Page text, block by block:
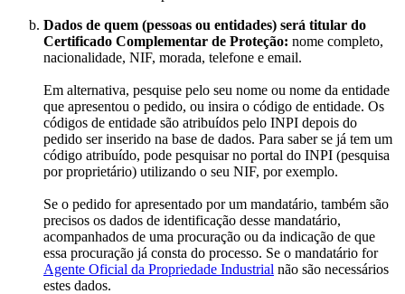
Dados de quem (pessoas ou entidades) será titular do
Certificado Complementar de Proteção: nome completo,
nacionalidade, NIF, morada, telefone e email.
Em alternativa, pesquise pelo seu nome ou nome da entidade
que apresentou o pedido, ou insira o código de entidade. Os
códigos de entidade são atribuídos pelo INPI depois do
pedido ser inserido na base de dados. Para saber se já tem um
código atribuído, pode pesquisar no portal do INPI (pesquisa
por proprietário) utilizando o seu NIF, por exemplo.
Se o pedido for apresentado por um mandatário, também são
precisos os dados de identificação desse mandatário,
acompanhados de uma procuração ou da indicação de que
essa procuração já consta do processo. Se o mandatário for
Agente Oficial da Propriedade Industrial não são necessários
estes dados.